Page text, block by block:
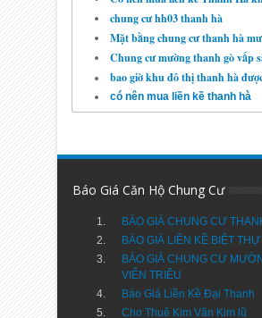
Danh Sách Báo Giá
14 2014
chung cư hh03 thanh hà
Mặt bằng chung cư thanh hà
Chung cư mường thanh gò vấp
bao giờ khu đô thị thanh hà
có nên mua liền kề thanh hà
Báo Giá Căn Hộ Chung Cư
BÁO GIÁ CHUNG CƯ
BÁO GIÁ LIỀN KỀ BIỆT
BÁO GIÁ CHUNG CƯ
VIỄN TRIỀU
Báo Giá Liền Kề Đại Thanh
Cho Thuê Kim Văn Kim lũ